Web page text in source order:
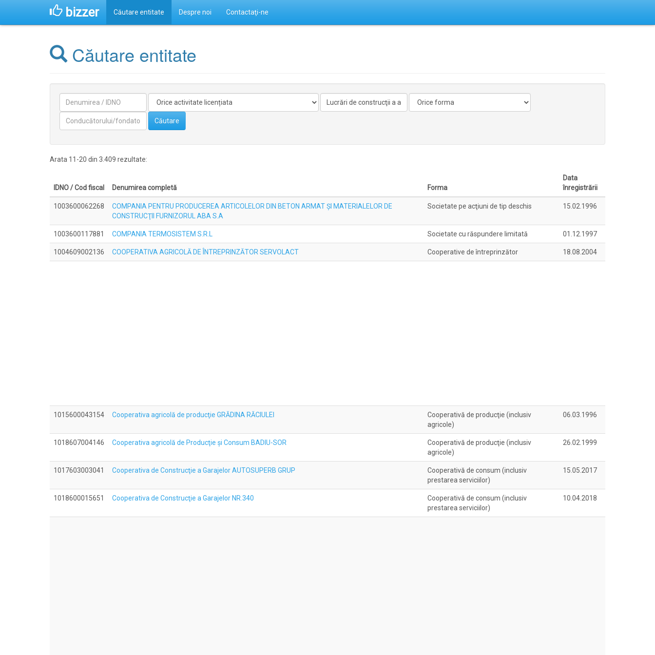
bizzer Căutare entitate Despre noi Contactaţi-ne
Căutare entitate
licentiata
nelicentiata
Căutare
Arata 11-20 din 3.409 rezultate:
IDNO / Cod fiscal Denumirea completă Forma
Data
înregistrării
1003600062268
COMPANIA PENTRU PRODUCEREA ARTICOLELOR DIN BETON ARMAT ŞI MATERIALELOR DE
CONSTRUCŢII FURNIZORUL ABA S.A
Societate pe acţiuni de tip deschis 15.02.1996
1003600117881 COMPANIA TERMOSISTEM S.R.L Societate cu răspundere limitată 01.12.1997
1004609002136 COOPERATIVA AGRICOLĂ DE ÎNTREPRINZĂTOR SERVOLACT Cooperative de întreprinzător 18.08.2004
1015600043154 Cooperativa agricolă de producţie GRĂDINA RĂCIULEI
Cooperativă de producţie (inclusiv
agricole)
06.03.1996
1018607004146 Cooperativa agricolă de Producţie şi Consum BADIU-SOR
Cooperativă de producţie (inclusiv
agricole)
26.02.1999
1017603003041 Cooperativa de Construcţie a Garajelor AUTOSUPERB GRUP
Cooperativă de consum (inclusiv
prestarea serviciilor)
15.05.2017
1018600015651 Cooperativa de Construcţie a Garajelor NR.340
Cooperativă de consum (inclusiv
prestarea serviciilor)
10.04.2018